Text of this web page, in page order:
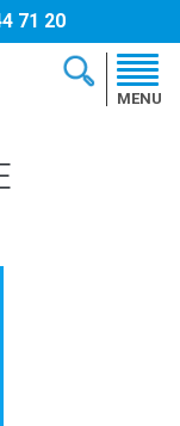
71 20
MENU